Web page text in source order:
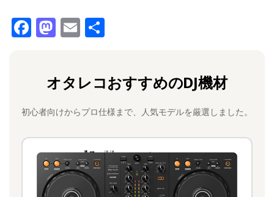
F
b
o
o
k
M
o
d
o
n
E
l
オタレコおすすめのDJ機材
初心者向けからプロ仕様まで、人気モデルを厳選しました。